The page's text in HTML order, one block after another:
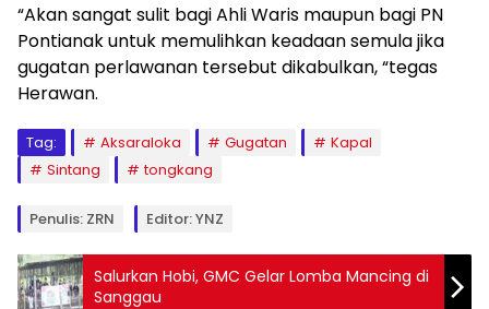
“Akan sangat sulit bagi Ahli Waris maupun bagi PN
Pontianak untuk memulihkan keadaan semula jika
gugatan perlawanan tersebut dikabulkan, “tegas
Herawan.
Tag: Aksaraloka Gugatan
Kapal
Sintang
tongkang
Penulis: ZRN Editor: YNZ
Salurkan Hobi, GMC Gelar Lomba Mancing di
Sanggau